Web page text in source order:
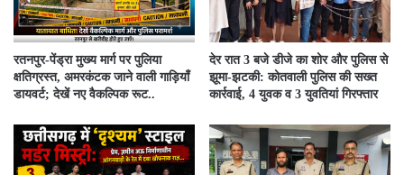
रतनपुर-पेंड्रा मुख्य मार्ग पर पुलिया
क्षतिग्रस्त, अमरकंटक जाने वाली गाड़ियाँ
डायवर्ट; देखें नए वैकल्पिक रूट..
देर रात 3 बजे डीजे का शोर और पुलिस से
झूमा-झटकी: कोतवाली पुलिस की सख्त
कार्रवाई, 4 युवक व 3 युवतियां गिरफ्तार